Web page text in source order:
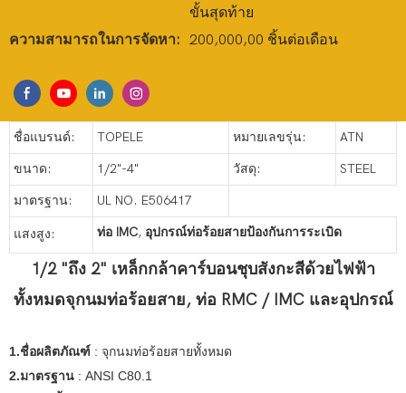
ขั้นสุดท้าย
ความสามารถในการจัดหา:
200,000,00 ชิ้นต่อเดือน
ชื่อแบรนด์: TOPELE หมายเลขรุ่น: ATN
ขนาด: 1/2"-4" วัสดุ: STEEL
มาตรฐาน: UL NO. E506417
แสงสูง: ท่อ IMC, อุปกรณ์ท่อร้อยสายป้องกันการระเบิด
1/2 "ถึง 2" เหล็กกล้าคาร์บอนชุบสังกะสีด้วยไฟฟ้า
ทั้งหมดจุกนมท่อร้อยสาย, ท่อ RMC / IMC และอุปกรณ์
1.ชื่อผลิตภัณฑ์ : จุกนมท่อร้อยสายทั้งหมด
2.มาตรฐาน : ANSI C80.1